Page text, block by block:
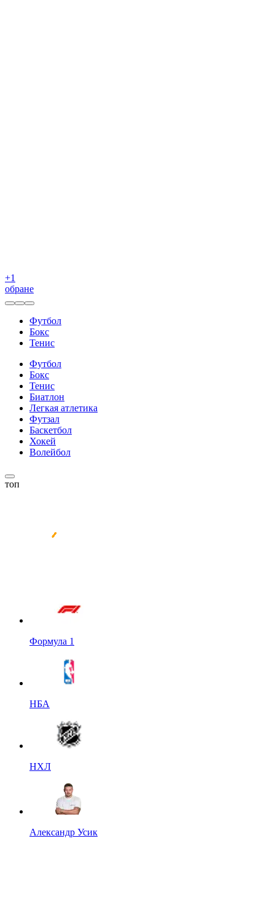
+1
обране
Футбол
Бокс
Тенис
Футбол
Бокс
Тенис
Биатлон
Легкая атлетика
Футзал
Баскетбол
Хокей
Волейбол
топ
Формула 1
НБА
НХЛ
Александр Усик